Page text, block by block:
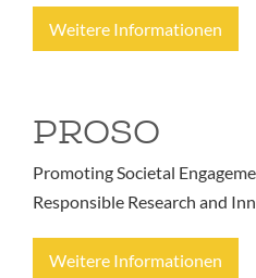
Weitere Informationen
PROSO
Promoting Societal
Responsible Research and
Weitere Informationen